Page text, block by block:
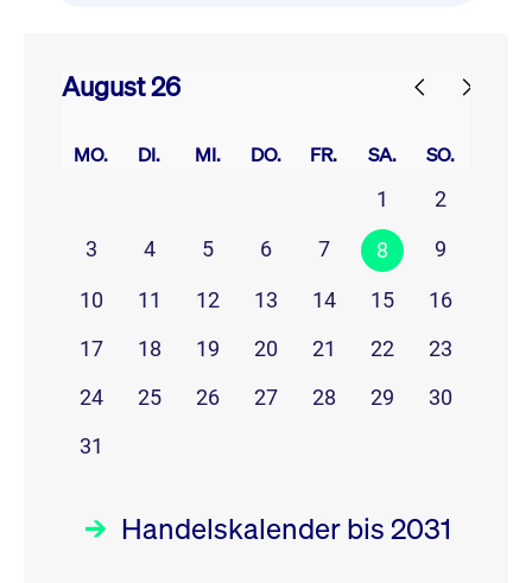
August 26
MO. DI. MI. DO. FR. SA. SO.
1
2
3
4 5 6 7 8 9
10 11 12 13 14 15
16
17
18 19 20 21 22
23
24
25 26 27 28 29
30
31
Handelskalender bis 2031